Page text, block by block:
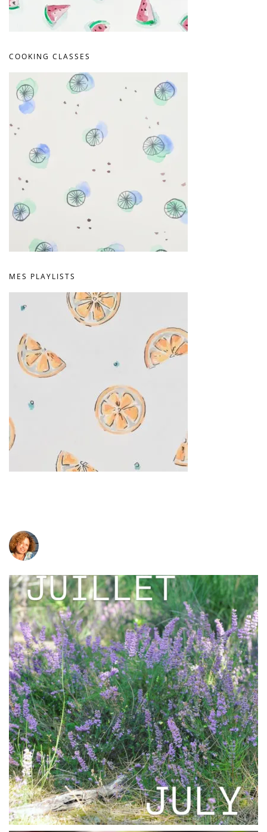
COOKING CLASSES
MES PLAYLISTS